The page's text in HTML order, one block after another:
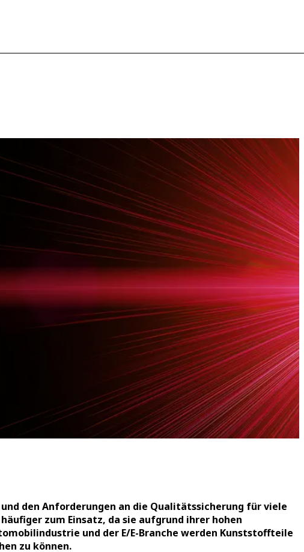
den Anforderungen an die Qualitätssicherung für viele
zum Einsatz, da sie aufgrund ihrer hohen
und der E/E-Branche werden Kunststoffteile
zu können.